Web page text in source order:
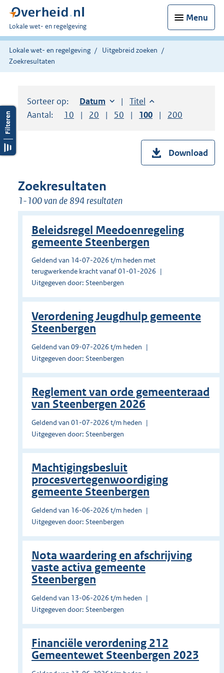
Menu
U
bent
hier:
Lokale wet- en regelgeving
Lokale wet- en regelgeving
Uitgebreid zoeken
Zoekresultaten
Sorteer op: Sorteer op:
Datum oplopendSorteer op:
Titel oplopend
Aantal:
Toon
10 resultaten per pagina
Toon
20 resultaten per pagina
Toon
50 resultaten per pagina
Toon
100 resultaten per
Toon
200
Download
Zoekresultaten
1-100 van de 894 resultaten
Beleidsregel Meedoenregeling
gemeente Steenbergen
Geldend van 14-07-2026 t/m heden met
terugwerkende kracht vanaf 01-01-2026
Uitgegeven door: Steenbergen
Verordening Jeugdhulp gemeente
Steenbergen
Geldend van 09-07-2026 t/m heden
Uitgegeven door: Steenbergen
Reglement van orde gemeenteraad
van Steenbergen 2026
Geldend van 01-07-2026 t/m heden
Uitgegeven door: Steenbergen
Machtigingsbesluit
procesvertegenwoordiging
gemeente Steenbergen
Geldend van 16-06-2026 t/m heden
Uitgegeven door: Steenbergen
Nota waardering en afschrijving
vaste activa gemeente
Steenbergen
Geldend van 13-06-2026 t/m heden
Uitgegeven door: Steenbergen
Financiële verordening 212
Gemeentewet Steenbergen 2023